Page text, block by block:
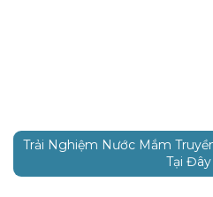
Trải Nghiệm Nước Mắm
Tại Đây